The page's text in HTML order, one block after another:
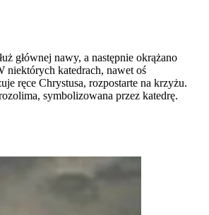
głównej nawy, a następnie okrążano
niektórych katedrach, nawet oś
ręce Chrystusa, rozpostarte na krzyżu.
symbolizowana przez katedrę.